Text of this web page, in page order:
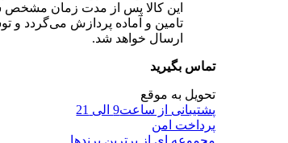
این کالا پس از مدت زمان مشخص
تامین و آماده پردازش می‌گردد و
ارسال خواهد شد.
تماس بگیرید
تحویل به موقع
پشتیبانی از ساعت9 الی 21
پرداخت امن
مجموعه ای از برترین برندها